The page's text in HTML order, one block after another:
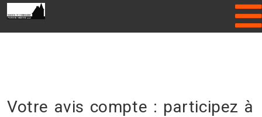
Please enter Gallery folder name or
Votre avis compte : participez à